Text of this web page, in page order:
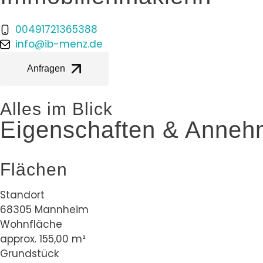
00491721365388
info@ib-menz.de
Anfragen
Alles im Blick
Eigenschaften &
Flächen
Standort
68305 Mannheim
Wohnfläche
approx. 155,00 m²
Grundstück